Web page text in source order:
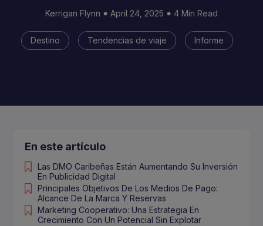
Kerrigan Flynn April 24, 2025 4 Min Read
Destino Tendencias de viaje Informe
En este artículo
Las DMO Caribeñas Están Aumentando Su Inversión
En Publicidad Digital
Principales Objetivos De Los Medios De Pago:
Alcance De La Marca Y Reservas
Marketing Cooperativo: Una Estrategia En
Crecimiento Con Un Potencial Sin Explotar